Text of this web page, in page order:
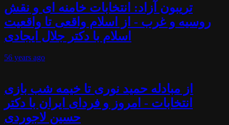
تریبون آزاد: انتخابات خامنه ای و نقش
روسیه و غرب - از اسلام واقعی تا واقعیت
اسلام با دکتر جلال ایجادی
56 years ago
از مبادله حمید نوری تا خیمه شب بازی
انتخابات - امروز و فردای ایران با دکتر
حسین لاجوردی